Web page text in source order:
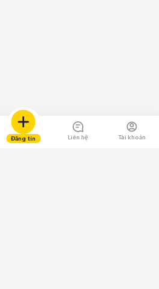
Đăng tin Liên hệ Tài khoản